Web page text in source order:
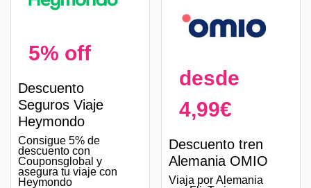
5% off
Descuento
Seguros Viaje
Heymondo
Consigue 5% de
descuento con
Couponsglobal y
asegura tu viaje con
Heymondo
desde
4,99€
Descuento tren
Alemania OMIO
Viaja por Alemania